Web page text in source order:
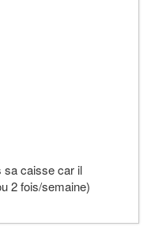
sa caisse car il
2 fois/semaine)